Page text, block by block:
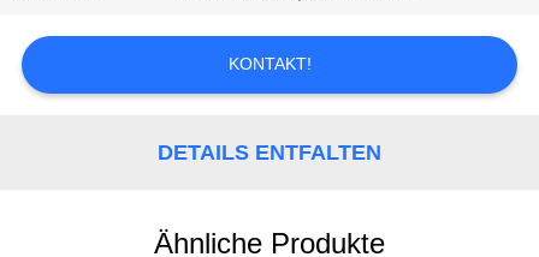
BITTE UM
ANGEBOT
KONTAKT!
DETAILS ENTFALTEN
Ähnliche Produkte